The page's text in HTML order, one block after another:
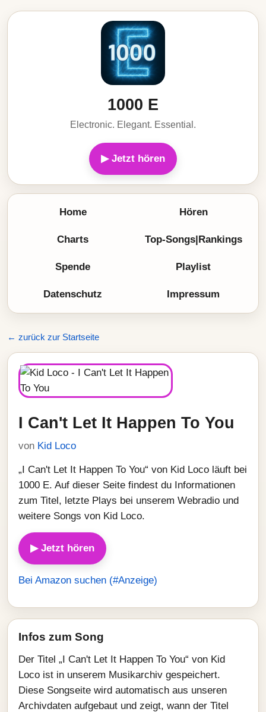
1000 E
Electronic. Elegant. Essential.
▶ Jetzt hören
Home Hören
Charts Top-Songs|Rankings
Spende Playlist
Datenschutz Impressum
← zurück zur Startseite
I Can't Let It Happen To You
von Kid Loco
„I Can't Let It Happen To You“ von Kid Loco läuft bei
1000 E. Auf dieser Seite findest du Informationen
zum Titel, letzte Plays bei unserem Webradio und
weitere Songs von Kid Loco.
▶ Jetzt hören
Bei Amazon suchen (#Anzeige)
Infos zum Song
Der Titel „I Can't Let It Happen To You“ von Kid
Loco ist in unserem Musikarchiv gespeichert.
Diese Songseite wird automatisch aus unseren
Archivdaten aufgebaut und zeigt, wann der Titel